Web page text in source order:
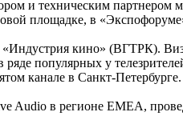
и техническим партнером
площадке, в
кино» (ВГТРК).
популярных у
канале в Санкт-Петербурге.
Audio в регионе EMEA,